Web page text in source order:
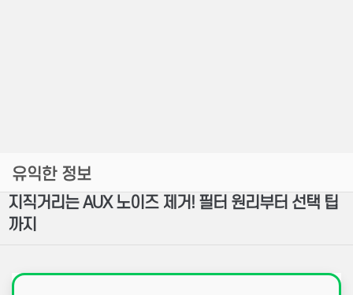
유익한 정보
지직거리는 AUX 노이즈 제거! 필터 원리부터 선택 팁
까지